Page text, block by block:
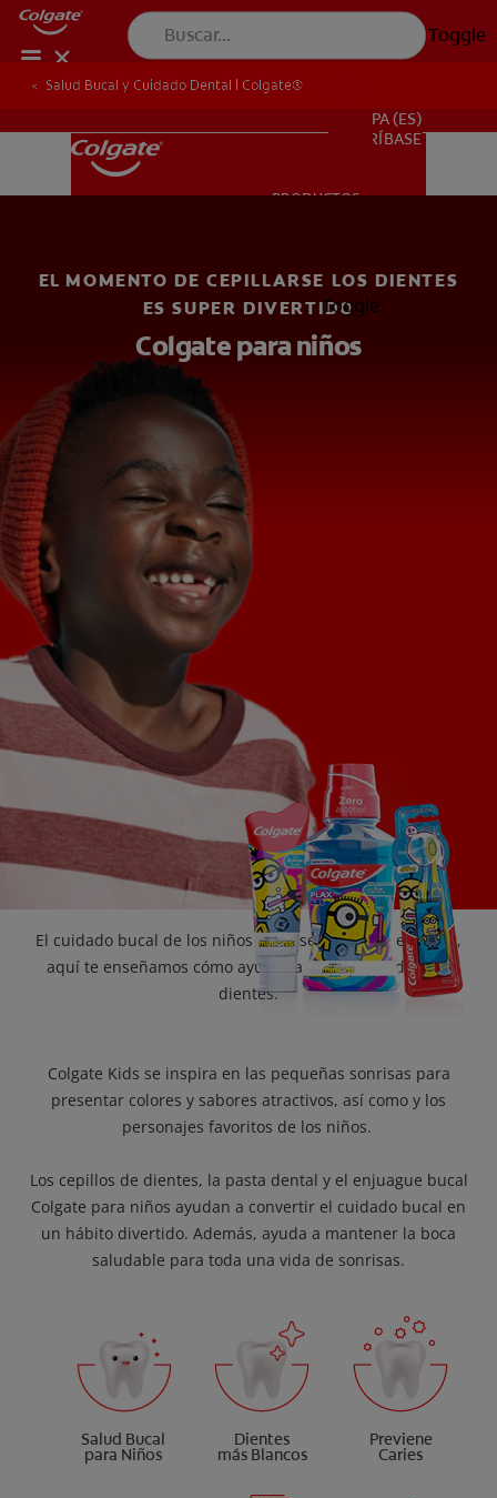
Toggle
SALUD BUCAL
CORRESPONDENCIA DE PRODUCTOS
PA (ES)
SUSCRÍBASE
PRODUCTOS
SALUD BUCAL
CHEQUEO DE SALUD BUCAL
CORRESPONDENCIA DE PRODUCTOS
Toggle
Salud Bucal y Cuidado Dental | Colgate®
Salud Bucal y Cuidado Dental | Colgate®
EL MOMENTO DE CEPILLARSE LOS DIENTES
ES SUPER DIVERTIDO
Colgate para niños
El cuidado bucal de los niños debe ser más que especial,
aquí te enseñamos cómo ayudar a tu hijo a cuidar sus
dientes.
Colgate Kids se inspira en las pequeñas sonrisas para
presentar colores y sabores atractivos, así como y los
personajes favoritos de los niños.
Los cepillos de dientes, la pasta dental y el enjuague bucal
Colgate para niños ayudan a convertir el cuidado bucal en
un hábito divertido. Además, ayuda a mantener la boca
saludable para toda una vida de sonrisas.
Salud Bucal
para Niños
Dientes
más Blancos
Previene
Caries